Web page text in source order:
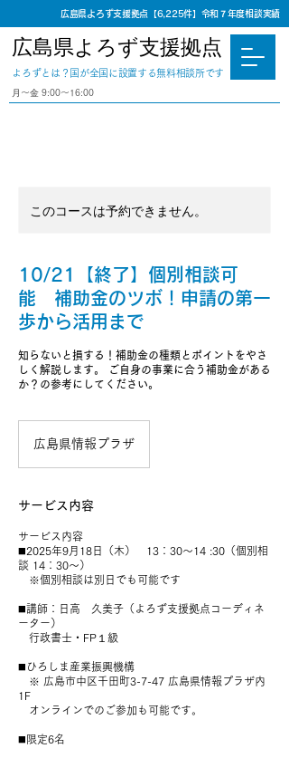
広島県よろず支援拠点【6,225件】令和７年度相談実績
広島県よろず支援拠点
​よろずとは？国が全国に設置する無料相談所です
⽉〜⾦ 9:00〜16:00
このコースは予約できません。
10/21【終了】個別相談可
能 補助金のツボ！申請の第一
歩から活用まで
知らないと損する！補助金の種類とポイントをやさ
しく解説します。 ご自身の事業に合う補助金がある
か？の参考にしてください。
広島県情報プラザ
サービス内容
サービス内容
◼️2025年9月18日（木） 13：30〜14 :30（個別相
談 14：30〜）
※個別相談は別日でも可能です
◼️講師：日高 久美子（よろず支援拠点コーディネ
ーター）
行政書士・FP１級
◼️ひろしま産業振興機構
※ 広島市中区千田町3-7-47 広島県情報プラザ内
1F
オンラインでのご参加も可能です。
◼️限定6名